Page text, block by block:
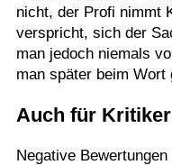
nicht, der Profi nimmt
verspricht, sich der
man jedoch niemals
man später beim Wort
Auch für
Negative